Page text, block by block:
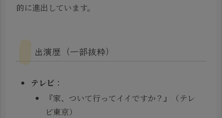
的に進出しています。
出演歴（一部抜粋）
テレビ ：
『家、ついて行ってイイですか？』（テレ
ビ東京）